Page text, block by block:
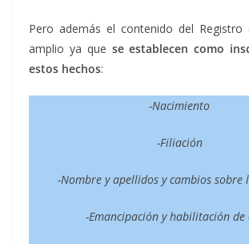
Pero además el contenido del Registro
amplio ya que se establecen como
estos hechos:
-Nacimiento
-Filiación
-Nombre y apellidos y cambios sobre
-Emancipación y habilitación de